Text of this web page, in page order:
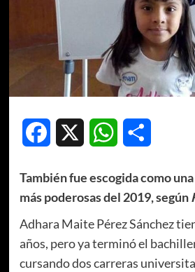
Facebook WhatsApp
También fue escogida como
más poderosas del 2019, según
Adhara Maite Pérez Sánchez
años, pero ya terminó el
cursando dos carreras